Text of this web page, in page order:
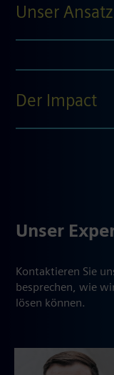
Unser Ansatz
Der Impact
Unser
Kontaktieren Sie
besprechen, wie
lösen können.